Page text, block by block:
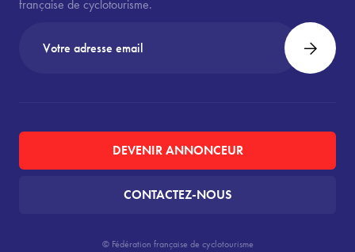
française de cyclotourisme.
DEVENIR ANNONCEUR
CONTACTEZ-NOUS
© Fédération française de cyclotourisme